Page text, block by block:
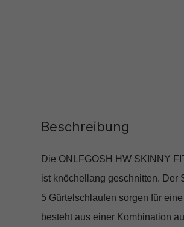
Beschreibung
Die ONLFGOSH HW SKINNY
ist knöchellang geschnitten. Der
5 Gürtelschlaufen sorgen für
besteht aus einer Kombination